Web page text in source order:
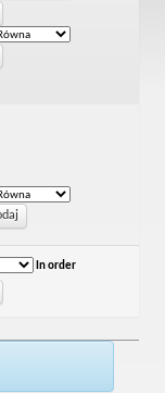
In order